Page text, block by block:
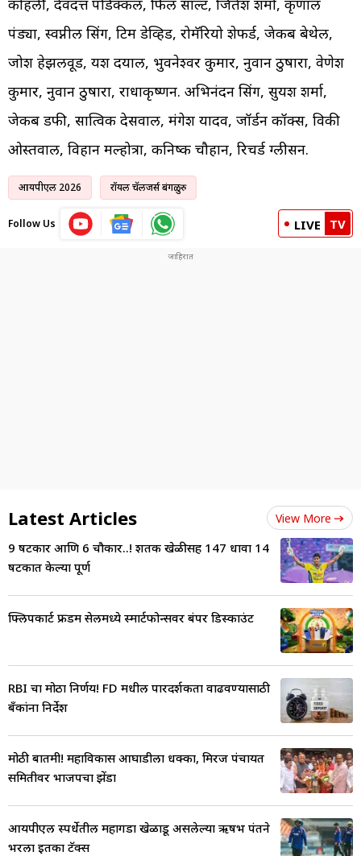
पंड्या, स्वप्नील सिंग, टिम डेव्हिड, रोमॅरियो शेफर्ड, जेकब बेथेल,
जोश हेझलवूड, यश दयाल, भुवनेश्वर कुमार, नुवान ठुषारा, वेणेश
कुमार, नुवान ठुषारा, राधाकृष्णन. अभिनंदन सिंग, सुयश शर्मा,
जेकब डफी, सात्विक देसवाल, मंगेश यादव, जॉर्डन कॉक्स, विकी
ओस्तवाल, विहान मल्होत्रा, कनिष्क चौहान, रिचर्ड ग्लीसन.
आयपीएल 2026 रॉयल चॅलेंजर्स बंगळुरु
Follow Us LIVE TV
Latest Articles View More
9 षटकार आणि 6 चौकार..! शतकी खेळीसह 147 धावा 14
षटकात केल्या पूर्ण
फ्लिपकार्ट फ्रीडम सेलमध्ये स्मार्टफोन्सवर बंपर डिस्काउंट
RBI चा मोठा निर्णय! FD मधील पारदर्शकता वाढवण्यासाठी
बँकांना निर्देश
मोठी बातमी! महाविकास आघाडीला धक्का, मिरज पंचायत
समितीवर भाजपचा झेंडा
आयपीएल स्पर्धेतील महागडा खेळाडू असलेल्या ऋषभ पंतने
भरला इतका टॅक्स